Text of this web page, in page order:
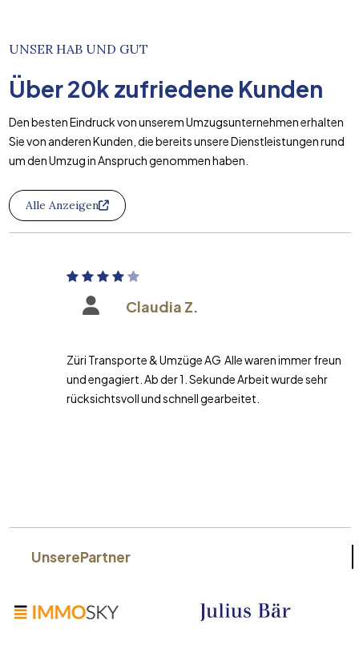
UNSER HAB UND GUT
Über20k zufriedene Kunden
Den besten Eindruck von unserem Umzugsunternehmen erhalten
Sie von anderen Kunden, die bereits unsere Dienstleistungen rund
um den Umzug in Anspruch genommen haben.
Alle Anzeigen
Claudia Z.
Züri Transporte & Umzüge AG Alle waren immer freundlich
und engagiert. Ab der 1. Sekunde Arbeit wurde sehr
rücksichtsvoll und schnell gearbeitet.
UnserePartner